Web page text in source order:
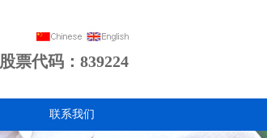
股票代码：839224
联系我们